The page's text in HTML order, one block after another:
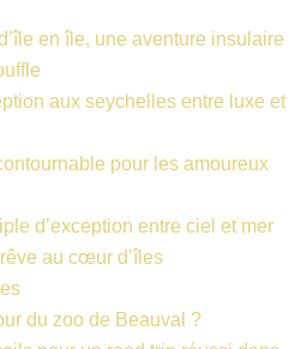
en île, une aventure insulaire
aux seychelles entre luxe et
pour les amoureux
d’exception entre ciel et mer
au cœur d’îles
du zoo de Beauval ?